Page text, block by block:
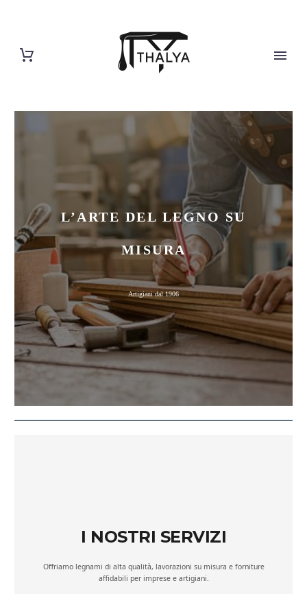
L’ARTE DEL LEGNO SU
MISURA
Artigiani dal 1906
I NOSTRI SERVIZI
Offriamo legnami di alta qualità, lavorazioni su misura e forniture
affidabili per imprese e artigiani.